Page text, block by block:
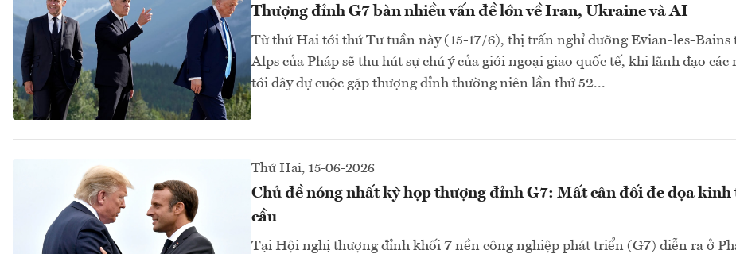
Thượng đỉnh G7 bàn nhiều vấn đề lớn về Iran, Ukraine và AI
Từ thứ Hai tới thứ Tư tuần này (15-17/6), thị trấn nghỉ dưỡng Evian-les-Bains
Alps của Pháp sẽ thu hút sự chú ý của giới ngoại giao quốc tế, khi lãnh đạo các
tới đây dự cuộc gặp thượng đỉnh thường niên lần thứ 52...
Thứ Hai, 15-06-2026
Chủ đề nóng nhất kỳ họp thượng đỉnh G7: Mất cân đối đe dọa kinh
cầu
Tại Hội nghị thượng đỉnh khối 7 nền công nghiệp phát triển (G7) diễn ra ở